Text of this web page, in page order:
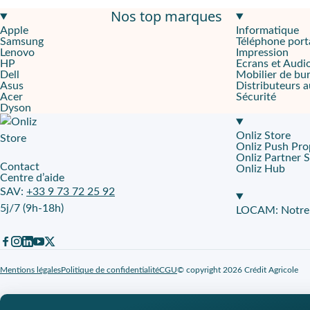
Un design soigné et une puissance optimale dans un
Le Samsung Galaxy S24 128Go Noir combine performance et
Capturez l’instant avec des photos et vidéos impressionnantes
Le Galaxy S24 est équipé d'un appareil photo arrière avec
Une connectivité avancée et une sécurité optimale avec ce
Ce smartphone offre une connectivité de pointe pour une
Accédez facilement au Galaxy S24 grâce aux options de leasing
Nos top marques
Apple
Samsung
Lenovo
HP
Dell
Asus
Acer
Dyson
Informatique
Téléphone
Impression
Ecrans et
Mobilier de
Distributeurs
Sécurité
Contact
Centre d’aide
SAV: +33 9 73 72 25 92
5j/7 (9h-18h)
Onliz Store
Onliz Push
Onliz Partner
Onliz Hub
LOCAM:
Mentions légalesPolitique de confidentialitéCGU© copyright 2026 Crédit Agricole